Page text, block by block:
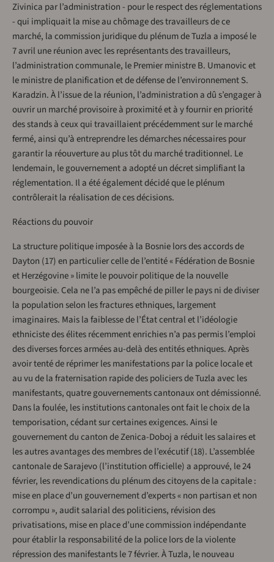
Zivinica par l’administration - pour le respect des réglementations
- qui impliquait la mise au chômage des travailleurs de ce
marché, la commission juridique du plénum de Tuzla a imposé le
7 avril une réunion avec les représentants des travailleurs,
l’administration communale, le Premier ministre B. Umanovic et
le ministre de planification et de défense de l’environnement S.
Karadzin. À l’issue de la réunion, l’administration a dû s’engager à
ouvrir un marché provisoire à proximité et à y fournir en priorité
des stands à ceux qui travaillaient précédemment sur le marché
fermé, ainsi qu’à entreprendre les démarches nécessaires pour
garantir la réouverture au plus tôt du marché traditionnel. Le
lendemain, le gouvernement a adopté un décret simplifiant la
réglementation. Il a été également décidé que le plénum
contrôlerait la réalisation de ces décisions.
Réactions du pouvoir
La structure politique imposée à la Bosnie lors des accords de
Dayton (17) en particulier celle de l’entité « Fédération de Bosnie
et Herzégovine » limite le pouvoir politique de la nouvelle
bourgeoisie. Cela ne l’a pas empêché de piller le pays ni de diviser
la population selon les fractures ethniques, largement
imaginaires. Mais la faiblesse de l’État central et l’idéologie
ethniciste des élites récemment enrichies n’a pas permis l’emploi
des diverses forces armées au-delà des entités ethniques. Après
avoir tenté de réprimer les manifestations par la police locale et
au vu de la fraternisation rapide des policiers de Tuzla avec les
manifestants, quatre gouvernements cantonaux ont démissionné.
Dans la foulée, les institutions cantonales ont fait le choix de la
temporisation, cédant sur certaines exigences. Ainsi le
gouvernement du canton de Zenica-Doboj a réduit les salaires et
les autres avantages des membres de l’exécutif (18). L’assemblée
cantonale de Sarajevo (l’institution officielle) a approuvé, le 24
février, les revendications du plénum des citoyens de la capitale :
mise en place d’un gouvernement d’experts « non partisan et non
corrompu », audit salarial des politiciens, révision des
privatisations, mise en place d’une commission indépendante
pour établir la responsabilité de la police lors de la violente
répression des manifestants le 7 février. À Tuzla, le nouveau